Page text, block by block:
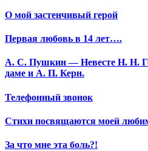
О мой застенчивый герой
Первая любовь в 14 лет….
А. С. Пушкин — Невесте Н. Н.
даме и А. П. Керн.
Телефонный звонок
Стихи посвящаются моей
За что мне эта боль?!